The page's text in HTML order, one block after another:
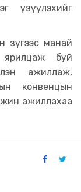
үзүүлэхийг
зүгээс манай
ярилцаж буй
ажиллаж,
конвенцын
ажиллахаа